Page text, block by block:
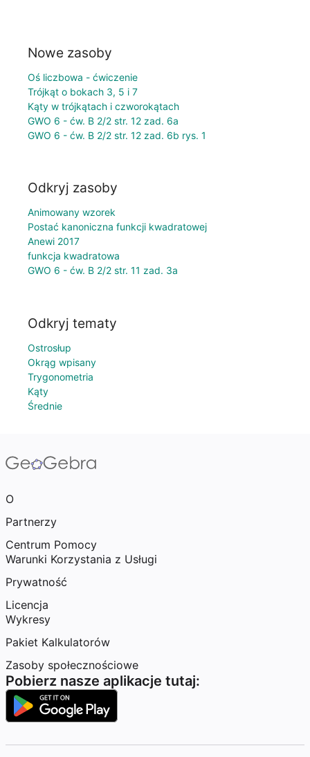
Nowe zasoby
Oś liczbowa - ćwiczenie
Trójkąt o bokach 3, 5 i 7
Kąty w trójkątach i czworokątach
GWO 6 - ćw. B 2/2 str. 12 zad. 6a
GWO 6 - ćw. B 2/2 str. 12 zad. 6b rys. 1
Odkryj zasoby
Animowany wzorek
Postać kanoniczna funkcji kwadratowej
Anewi 2017
funkcja kwadratowa
GWO 6 - ćw. B 2/2 str. 11 zad. 3a
Odkryj tematy
Ostrosłup
Okrąg wpisany
Trygonometria
Kąty
Średnie
O
Partnerzy
Centrum Pomocy
Warunki Korzystania z Usługi
Prywatność
Licencja
Wykresy
Pakiet Kalkulatorów
Zasoby społecznościowe
Pobierz nasze aplikacje tutaj: